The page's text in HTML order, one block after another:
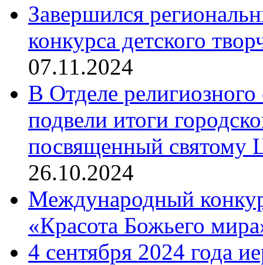
Завершился
конкурса детского
07.11.2024
В Отделе религиозного
подвели итоги
посвященный святому
26.10.2024
Международный
«Красота Божьего
4 сентября 2024 года